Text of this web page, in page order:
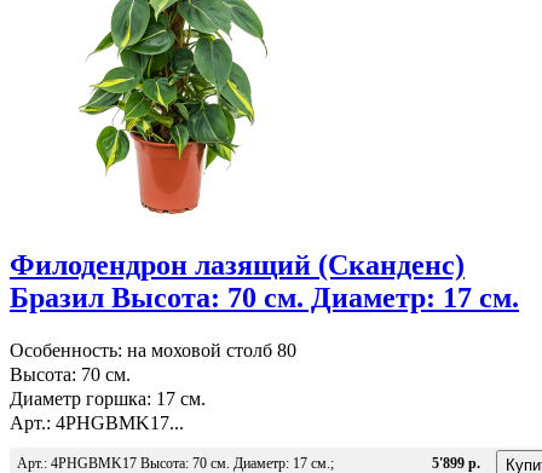
Филодендрон лазящий (Сканденс)
Бразил Высота: 70 см. Диаметр: 17 см.
Особенность: на моховой столб 80
Высота: 70 см.
Диаметр горшка: 17 см.
Арт.: 4PHGBMK17...
Арт.: 4PHGBMK17 Высота: 70 см. Диаметр: 17 см.; 5'899 р.